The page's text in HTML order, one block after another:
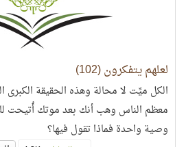
لعلهم يتفكرون (102)
الكل ميِّت لا محالة وهذه الحقيقة الكبرى
معظم الناس وهب أنك بعد موتك أُتيحت
وصية واحدة فماذا تقول فيها؟